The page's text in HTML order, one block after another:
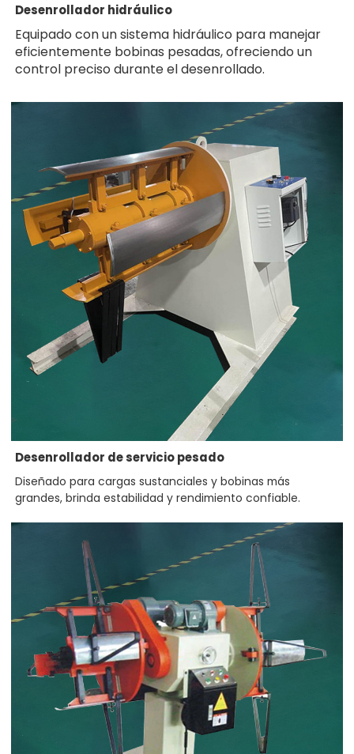
Desenrollador hidráulico
Equipado con un sistema hidráulico para manejar
eficientemente bobinas pesadas, ofreciendo un
control preciso durante el desenrollado.
Desenrollador de servicio pesado
Diseñado para cargas sustanciales y bobinas más
grandes, brinda estabilidad y rendimiento confiable.